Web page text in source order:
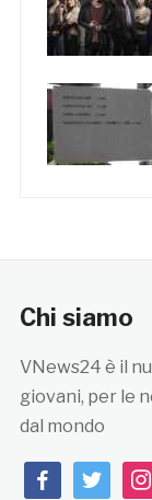
Chi siamo
VNews24 è il
giovani, per le
dal mondo
facebooktwitter